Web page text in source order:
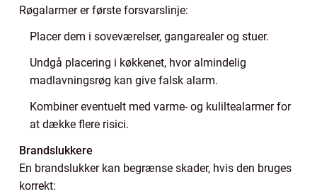
Røgalarmer er første forsvarslinje:
Placer dem i soveværelser, gangarealer og stuer.
Undgå placering i køkkenet, hvor almindelig
madlavningsrøg kan give falsk alarm.
Kombiner eventuelt med varme- og kuliltealarmer for
at dække flere risici.
Brandslukkere
En brandslukker kan begrænse skader, hvis den bruges
korrekt: